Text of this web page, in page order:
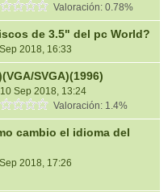
Valoración: 0.78%
de 3.5" del pc World?
2018, 16:33
SVGA)(1996)
10 Sep 2018, 13:24
Valoración: 1.4%
cambio el idioma del
2018, 17:26